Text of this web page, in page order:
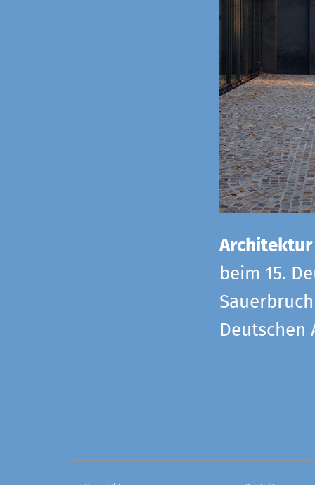
beim 15.